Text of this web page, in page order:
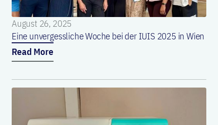
August 26, 2025
Eine unvergessliche Woche bei der IUIS 2025 in Wien
Read More